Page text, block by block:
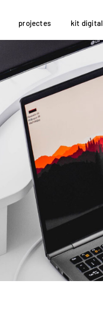
projectes kit digital